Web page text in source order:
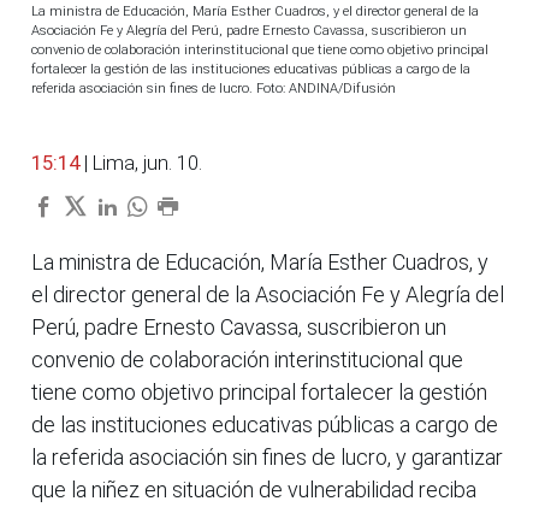
La ministra de Educación, María Esther Cuadros, y el director general de la
Asociación Fe y Alegría del Perú, padre Ernesto Cavassa, suscribieron un
convenio de colaboración interinstitucional que tiene como objetivo principal
fortalecer la gestión de las instituciones educativas públicas a cargo de la
referida asociación sin fines de lucro. Foto: ANDINA/Difusión
15:14 | Lima, jun. 10.
La ministra de Educación, María Esther Cuadros, y
el director general de la Asociación Fe y Alegría del
Perú, padre Ernesto Cavassa, suscribieron un
convenio de colaboración interinstitucional que
tiene como objetivo principal fortalecer la gestión
de las instituciones educativas públicas a cargo de
la referida asociación sin fines de lucro, y garantizar
que la niñez en situación de vulnerabilidad reciba